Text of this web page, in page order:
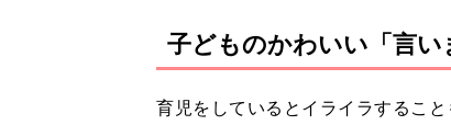
子どものかわいい「言い
育児をしているとイライラするこ